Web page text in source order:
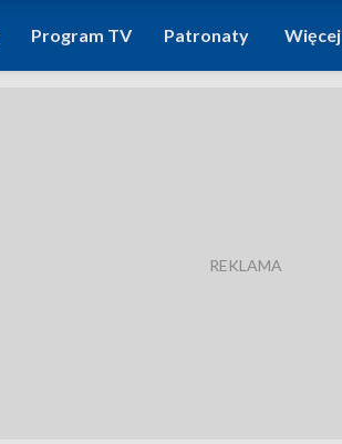
Program TV Patronaty Więcej